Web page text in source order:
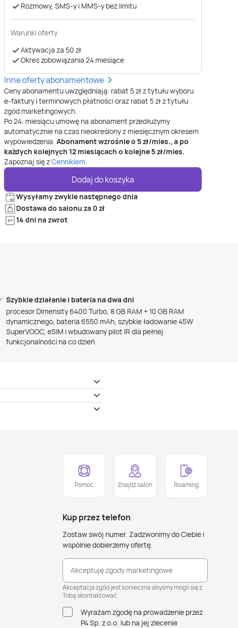
Rozmowy, SMS-y i MMS-y bez limitu
Warunki oferty
Aktywacja za 50 zł
Okres zobowiązania 24 miesiące
Inne oferty abonamentowe
Ceny abonamentu uwzględniają: rabat 5 zł z tytułu wyboru
e-faktury i terminowych płatności oraz rabat 5 zł z tytułu
zgód marketingowych.
Po24. miesiącu umowę na abonament przedłużymy
automatycznie na czas nieokreślony z miesięcznym okresem
wypowiedzenia. Abonament wzrośnie o 5zł/mies., a po
każdych kolejnych 12 miesiącach o kolejne5zł/mies.
Zapoznaj się zCennikiem.
Dodaj do koszyka
Wysyłamy zwykle następnego dnia
Dostawa do salonu za 0 zł
14 dni na zwrot
Szybkie działanie i bateria na dwa dni
procesor Dimensity 6400 Turbo, 8 GB RAM + 10 GB RAM
dynamicznego, bateria 6550 mAh, szybkie ładowanie 45W
SuperVOOC, eSIM i wbudowany pilot IR dla pełnej
funkcjonalności na co dzień
Pomoc Znajdź salon Roaming
Kup przez telefon
Zostaw swój numer. Zadzwonimy do Ciebie i
wspólnie dobierzemy ofertę.
Akceptuję zgody marketingowe
Akceptacja zgód jest konieczna abyśmy mogli się z
Tobą skontaktować.
Wyrażam zgodę na prowadzenie przez
P4 Sp. z o.o. lub na jej zlecenie